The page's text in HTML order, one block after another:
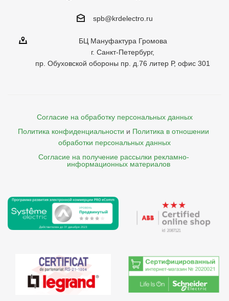
spb@krdelectro.ru
БЦ Мануфактура Громова
г. Санкт-Петербург,
пр. Обуховской обороны пр. д.76 литер Р, офис 301
Согласие на обработку персональных данных
Политика конфиденциальности и Политика в отношении
обработки персональных данных
Согласие на получение рассылки рекламно-
    информационных материалов